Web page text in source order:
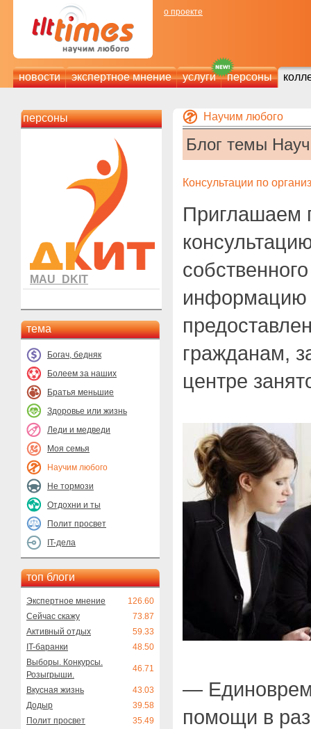
о проекте
новости экспертное мнение услуги персоны
персоны
MAU_DKIT
тема
Богач, бедняк
Болеем за наших
Братья меньшие
Здоровье или жизнь
Леди и медведи
Моя семья
Научим любого
Не тормози
Отдохни и ты
Полит просвет
IT-дела
топ блоги
Экспертное мнение
126.60
Сейчас скажу
73.87
Активный отдых
59.33
IT-баранки
48.50
Выборы. Конкурсы.
Розыгрыши.
46.71
Вкусная жизнь
43.03
Додыр
39.58
Полит просвет
35.49
Научим любого
Блог темы
Консультации по
Приглашаем
информацию
гражданам,
центре
—
помощи в